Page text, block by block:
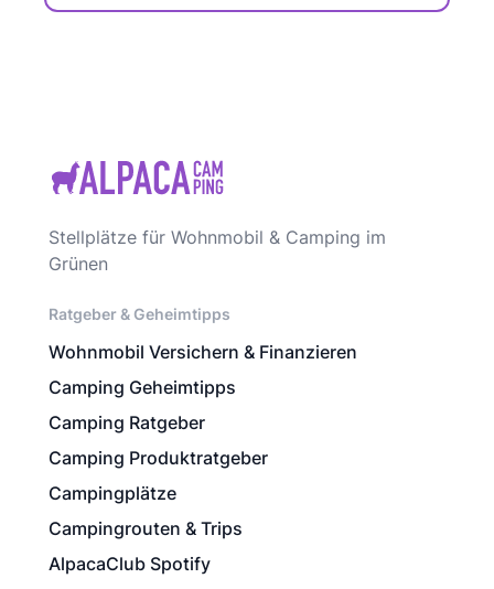
Stellplätze für Wohnmobil & Camping im
Grünen
Ratgeber & Geheimtipps
Wohnmobil Versichern & Finanzieren
Camping Geheimtipps
Camping Ratgeber
Camping Produktratgeber
Campingplätze
Campingrouten & Trips
AlpacaClub Spotify